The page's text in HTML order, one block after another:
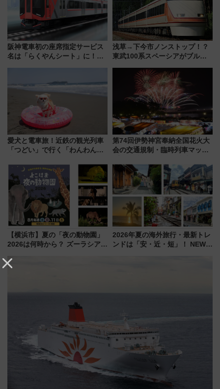
阪神電車初の座席指定サービス
名は「らくやんシート」に！新
浅草→下今市ノンストップ！？
東武100系スペーシアがブルー
ー当時の停車駅」を再現 運転
時刻や特急券の買い方を紹介
愛犬と電車旅！近鉄の観光列車
「つどい」で行く「わんわん列
める日帰りツアー
第74回伊勢神宮奉納全国花火大
会の交通規制・臨時列車マッ
セス
【横浜市】夏の「夜の動物園」
2026は何時から？ ズーラシア・
見どころ、限定イベントを徹底
2026年夏の海外旅行・最新トレ
ンドは「安・近・短」！ NEWT